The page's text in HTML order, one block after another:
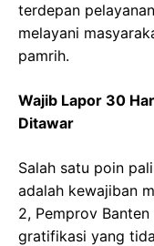
terdepan
melayani
pamrih.
Wajib Lapor 30
Ditawar
Salah satu poin
adalah kewajiban
2, Pemprov
gratifikasi yang